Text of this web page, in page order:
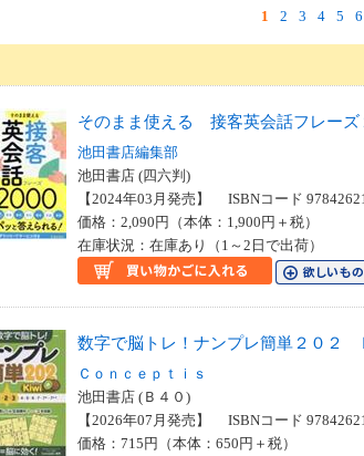
1 2 3 4 5 6
そのまま使える 接客英会話フレーズ
池田書店編集部
池田書店 (四六判)
【2024年03月発売】 ISBNコード
価格：2,090円（本体：1,900円＋税）
在庫状況：在庫あり（1～2日で出荷）
数字で脳トレ！ナンプレ簡単２０２
Ｃｏｎｃｅｐｔｉｓ
池田書店 (Ｂ４０)
【2026年07月発売】 ISBNコード
価格：715円（本体：650円＋税）